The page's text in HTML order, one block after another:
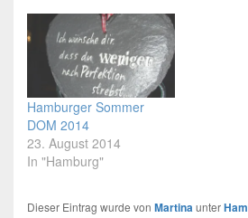
Hamburger Sommer
DOM 2014
23. August 2014
In "Hamburg"
Dieser Eintrag wurde von Martinaunter